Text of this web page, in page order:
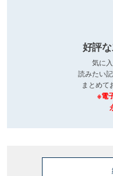
好評
気に
読みたい
まとめて
※電